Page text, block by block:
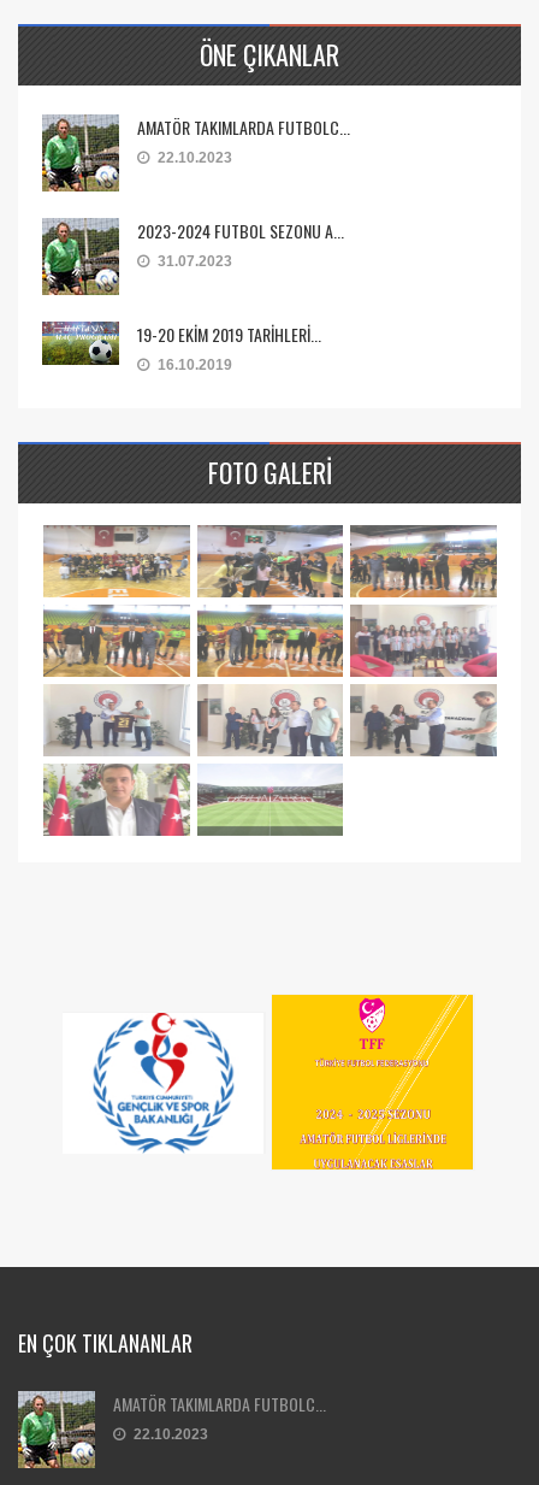
ÖNE ÇIKANLAR
AMATÖR TAKIMLARDA FUTBOLC...
22.10.2023
2023-2024 FUTBOL SEZONU A...
31.07.2023
19-20 EKİM 2019 TARİHLERİ...
16.10.2019
FOTO GALERI
EN ÇOK TIKLANANLAR
AMATÖR TAKIMLARDA FUTBOLC...
22.10.2023